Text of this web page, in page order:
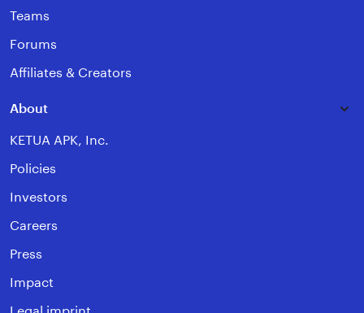
Teams
Forums
Affiliates & Creators
About
KETUA APK, Inc.
Policies
Investors
Careers
Press
Impact